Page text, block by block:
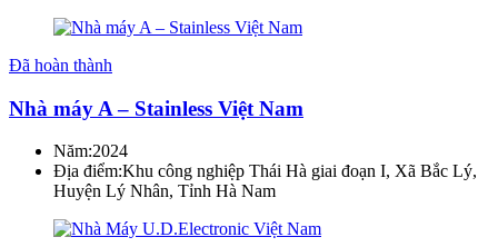
Đã hoàn thành
Nhà máy A – Stainless Việt Nam
Năm:2024
Địa điểm:Khu công nghiệp Thái Hà giai đoạn I, Xã Bắc Lý,
Huyện Lý Nhân, Tỉnh Hà Nam